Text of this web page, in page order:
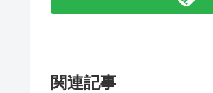
関連記事